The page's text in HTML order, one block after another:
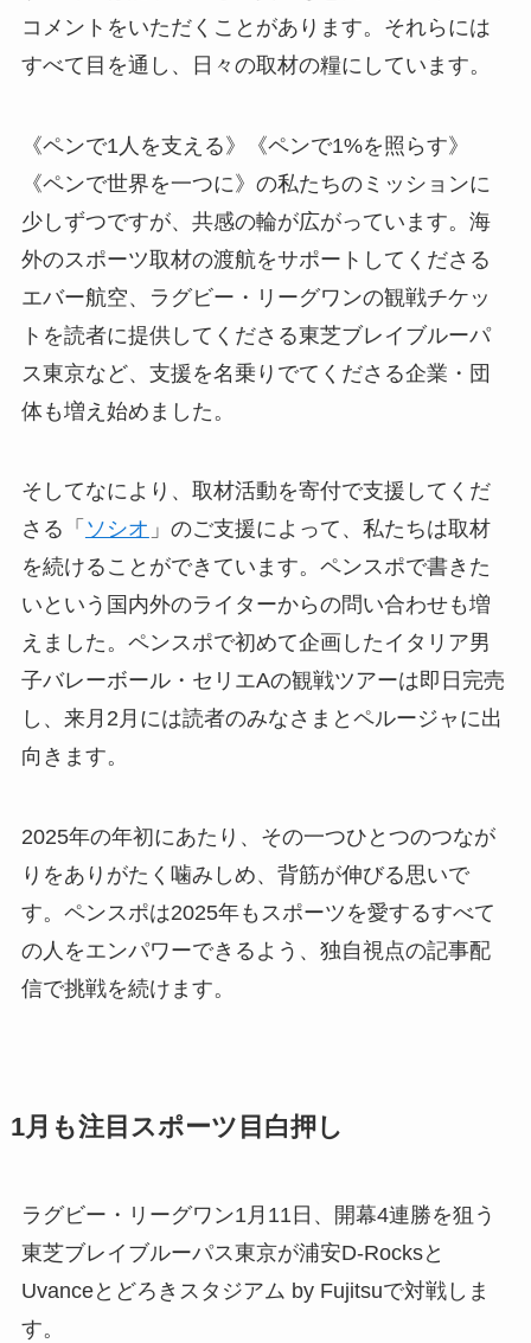
コメントをいただくことがあります。それらには
すべて目を通し、日々の取材の糧にしています。
《ペンで1人を支える》《ペンで1%を照らす》
《ペンで世界を一つに》の私たちのミッションに
少しずつですが、共感の輪が広がっています。海
外のスポーツ取材の渡航をサポートしてくださる
エバー航空、ラグビー・リーグワンの観戦チケッ
トを読者に提供してくださる東芝ブレイブルーパ
ス東京など、支援を名乗りでてくださる企業・団
体も増え始めました。
そしてなにより、取材活動を寄付で支援してくだ
さる「 ソシオ 」のご支援によって、私たちは取材
を続けることができています。ペンスポで書きた
いという国内外のライターからの問い合わせも増
えました。ペンスポで初めて企画したイタリア男
子バレーボール・セリエAの観戦ツアーは即日完売
し、来月2月には読者のみなさまとペルージャに出
向きます。
2025年の年初にあたり、その一つひとつのつなが
りをありがたく噛みしめ、背筋が伸びる思いで
す。ペンスポは2025年もスポーツを愛するすべて
の人をエンパワーできるよう、独自視点の記事配
信で挑戦を続けます。
1月も注目スポーツ目白押し
ラグビー・リーグワン1月11日、開幕4連勝を狙う
東芝ブレイブルーパス東京が浦安D-Rocksと
Uvanceとどろきスタジアム by Fujitsuで対戦しま
す。